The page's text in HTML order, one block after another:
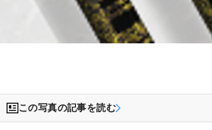
この写真の記事を読む